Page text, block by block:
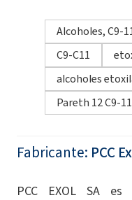
Alcoholes, C9-
C9-C11
alcoholes
Pareth 12 C9-11
Fabricante: PCC
PCC EXOL SA